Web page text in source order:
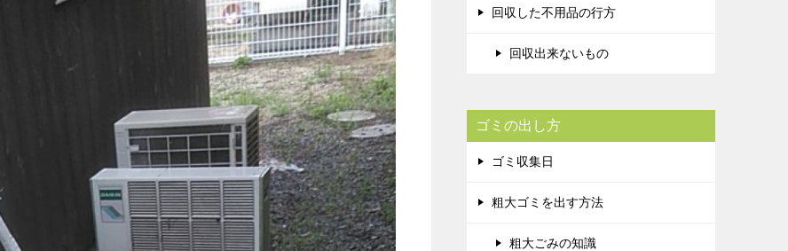
回収した不用品の行方
回収出来ないもの
ゴミの出し方
ゴミ収集日
粗大ゴミを出す方法
粗大ごみの知識